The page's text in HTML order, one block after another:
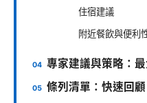
住宿建議
附近餐飲與便利
專家建議與策略：
條列清單：快速回顧